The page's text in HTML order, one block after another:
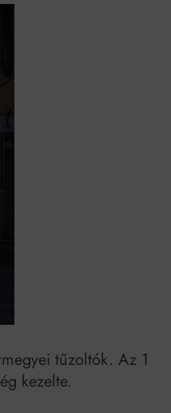
a bérleti díjak a ponthatárhirdetés
szépítette meg: minket leplezett le
aki belenézett a saját koponyájába
– de nem csak a 80-as években
tűzoltók. Az 1
kezelte.